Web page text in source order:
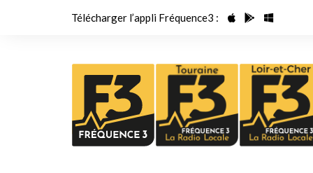
Télécharger l’appli Fréquence3 :